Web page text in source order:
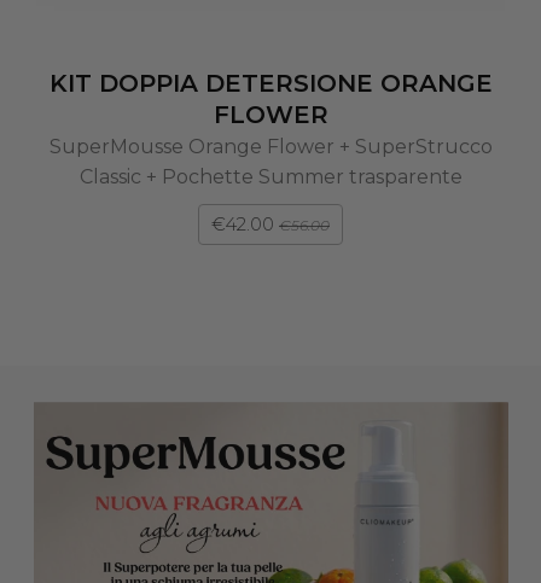
KIT DOPPIA DETERSIONE ORANGE
FLOWER
SuperMousse Orange Flower + SuperStrucco
Classic + Pochette Summer trasparente
€42.00 €56.00